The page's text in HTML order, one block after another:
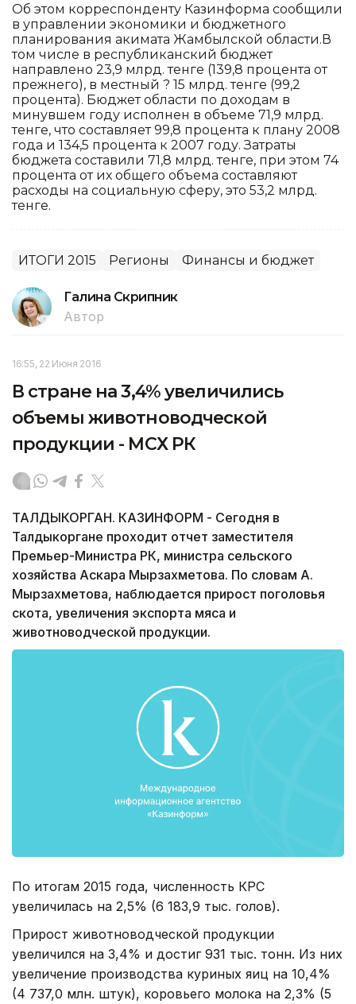
Об этом корреспонденту Казинформа сообщили
в управлении экономики и бюджетного
планирования акимата Жамбылской области.В
том числе в республиканский бюджет
направлено 23,9 млрд. тенге (139,8 процента от
прежнего), в местный ? 15 млрд. тенге (99,2
процента). Бюджет области по доходам в
минувшем году исполнен в объеме 71,9 млрд.
тенге, что составляет 99,8 процента к плану 2008
года и 134,5 процента к 2007 году. Затраты
бюджета составили 71,8 млрд. тенге, при этом 74
процента от их общего объема составляют
расходы на социальную сферу, это 53,2 млрд.
тенге.
ИТОГИ 2015 Регионы Финансы и бюджет
Галина Скрипник
Автор
16:55, 22 Июня 2016
В стране на 3,4% увеличились
объемы животноводческой
продукции - МСХ РК
ТАЛДЫКОРГАН. КАЗИНФОРМ - Сегодня в
Талдыкоргане проходит отчет заместителя
Премьер-Министра РК, министра сельского
хозяйства Аскара Мырзахметова. По словам А.
Мырзахметова, наблюдается прирост поголовья
скота, увеличения экспорта мяса и
животноводческой продукции.
По итогам 2015 года, численность КРС
увеличилась на 2,5% (6 183,9 тыс. голов).
Прирост животноводческой продукции
увеличился на 3,4% и достиг 931 тыс. тонн. Из них
увеличение производства куриных яиц на 10,4%
(4 737,0 млн. штук), коровьего молока на 2,3% (5